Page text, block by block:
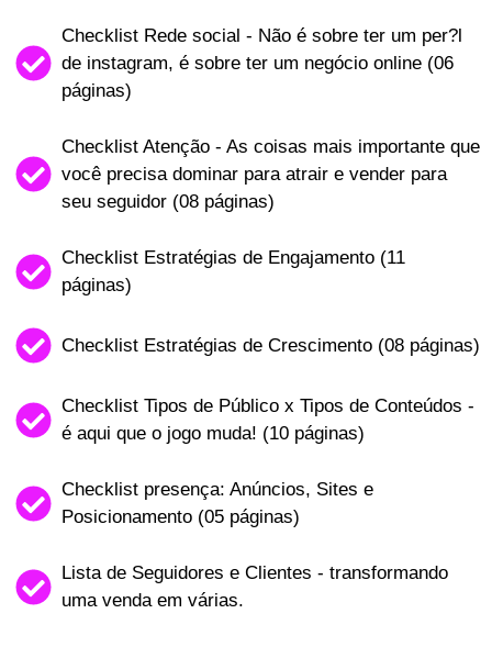
Checklist Rede social - Não é sobre ter um per?l
de instagram, é sobre ter um negócio online (06
páginas)
Checklist Atenção - As coisas mais importante que
você precisa dominar para atrair e vender para
seu seguidor (08 páginas)
Checklist Estratégias de Engajamento (11
páginas)
Checklist Estratégias de Crescimento (08 páginas)
Checklist Tipos de Público x Tipos de Conteúdos -
é aqui que o jogo muda! (10 páginas)
Checklist presença: Anúncios, Sites e
Posicionamento (05 páginas)
Lista de Seguidores e Clientes - transformando
uma venda em várias.